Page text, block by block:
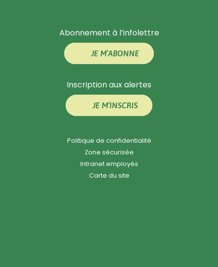
Abonnement à l’infolettre
JE M’ABONNE
Inscription aux alertes
JE M’INSCRIS
Politique de confidentialité
Zone sécurisée
Intranet employés
Carte du site